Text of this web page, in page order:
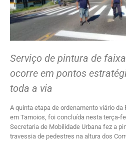
Serviço de pintura de
ocorre em pontos
toda a via
A quinta etapa de ordenamento viário da
em Tamoios, foi concluída nesta terça-
Secretaria de Mobilidade Urbana fez a
travessia de pedestres na altura dos